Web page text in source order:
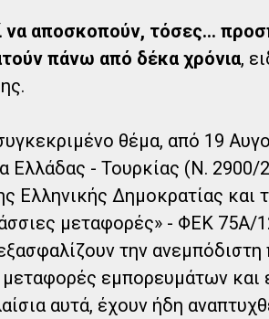
αποσκοπούν, τόσες...
πάνω από δέκα χρόνια,
συγκεκριμένο θέμα, από 19
Ελλάδας - Τουρκίας (Ν. 2900/
Ελληνικής Δημοκρατίας και
μεταφορές» - ΦΕΚ 75Α/
την
μεταφορές εμπορευμάτων
αυτά, έχουν ήδη